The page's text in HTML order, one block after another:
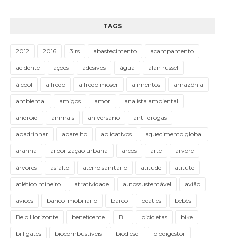
TAGS
2012 2016 3 rs abastecimento acampamento
acidente ações adesivos água alan russel
álcool alfredo alfredo moser alimentos amazônia
ambiental amigos amor analista ambiental
android animais aniversário anti-drogas
apadrinhar aparelho aplicativos aquecimento global
aranha arborização urbana arcos arte árvore
árvores asfalto aterro sanitário atitude atitute
atlético mineiro atratividade autossustentável avião
aviões banco imobiliário barco beatles bebês
Belo Horizonte beneficente BH bicicletas bike
bill gates biocombustíveis biodiesel biodigestor